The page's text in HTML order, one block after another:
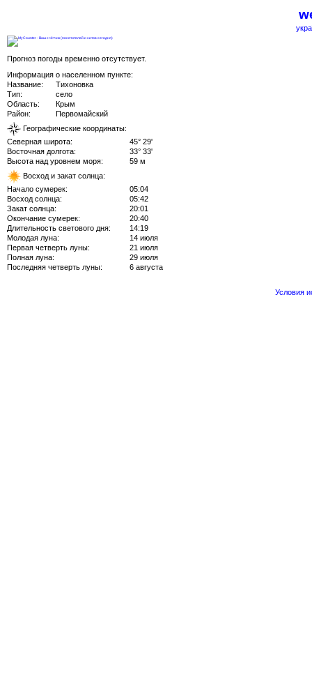
Прогноз погоды временно отсутствует.
Информация о населенном пункте:
Название:
Тихоновка
Тип:
село
Область:
Крым
Район:
Первомайский
Географические координаты:
Северная широта:
45° 29'
Восточная долгота:
33° 33'
Высота над уровнем моря:
59 м
Восход и закат солнца:
Начало сумерек:
05:04
Восход солнца:
05:42
Закат солнца:
20:01
Окончание сумерек:
20:40
Длительность светового дня:
14:19
Молодая луна:
14 июля
Первая четверть луны:
21 июля
Полная луна:
29 июля
Последняя четверть луны:
6 августа
Условия